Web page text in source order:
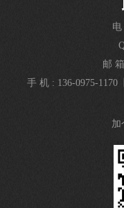
电
邮
手 机 : 136-0975-1170
加